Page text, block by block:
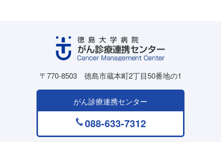
〒770-8503 徳島市蔵本町2丁目50番地の1
がん診療連携センター
088-633-7312